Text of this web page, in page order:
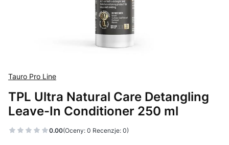
Tauro Pro Line
TPL Ultra Natural Care Detangling
Leave-In Conditioner 250 ml
0.00(Oceny: 0 Recenzje: 0)